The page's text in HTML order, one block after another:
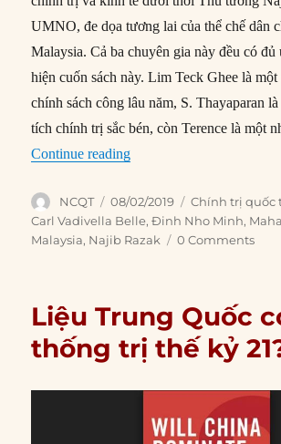
UMNO, đe dọa tương lai của thể chế dân
Malaysia. Cả ba chuyên gia này đều có
hiện cuốn sách này. Lim Teck Ghee là
chính sách công lâu năm, S. Thayaparan
tích chính trị sắc bén, còn Terence là một
Continue reading“Mổ xẻ cơn địa chấn bầu
Author
NCQT
Posted
on
08/02/2019 Categories
Chính trị quốc
Carl Vadivella Belle,Đinh Nho Minh,
Malaysia, Najib Razak 0 Comments
Liệu Trung Quốc
thống trị thế kỷ